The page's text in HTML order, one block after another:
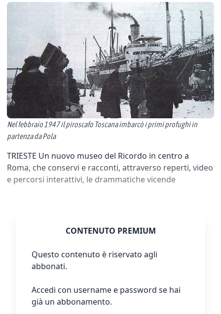
Nel febbraio 1947 il piroscafo Toscana imbarcò i primi profughi in
partenza da Pola
TRIESTE Un nuovo museo del Ricordo in centro a
Roma, che conservi e racconti, attraverso reperti, video
e percorsi interattivi, le drammatiche vicende
CONTENUTO PREMIUM
Questo contenuto è riservato agli
abbonati.
Accedi con username e password se hai
già un abbonamento.